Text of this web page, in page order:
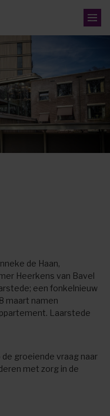
de Haan,
Heerkens van Bavel
een fonkelnieuw
maart namen
Laarstede
groeiende vraag naar
met zorg in de